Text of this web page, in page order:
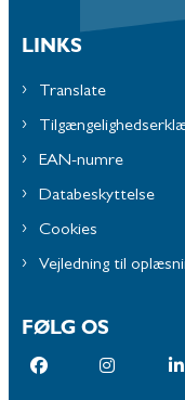
LINKS
Translate
EAN-numre
Databeskyttelse
Cookies
Vejledning til
FØLG OS